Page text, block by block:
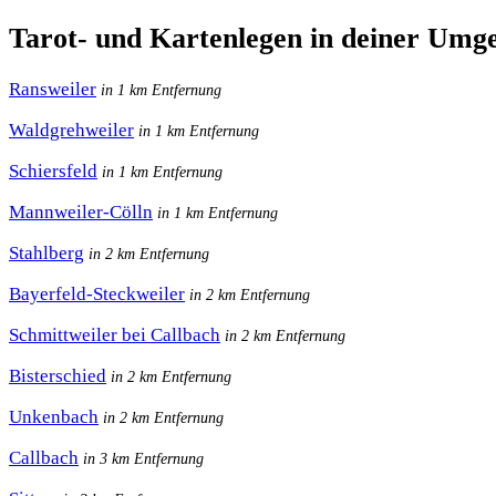
Tarot- und Kartenlegen in deiner
Ransweiler in 1 km Entfernung
Waldgrehweiler in 1 km Entfernung
Schiersfeld in 1 km Entfernung
Mannweiler-Cölln in 1 km Entfernung
Stahlberg in 2 km Entfernung
Bayerfeld-Steckweiler in 2 km Entfernung
Schmittweiler bei Callbach in 2 km Entfernung
Bisterschied in 2 km Entfernung
Unkenbach in 2 km Entfernung
Callbach in 3 km Entfernung